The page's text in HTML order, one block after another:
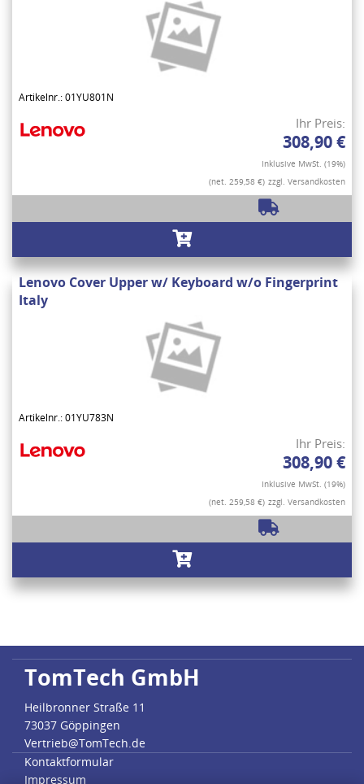
Artikelnr.: 01YU801N
Ihr Preis:
308,90 €
Inklusive MwSt. (19%)
(net. 259,58 €) zzgl. Versandkosten
Lenovo Cover Upper w/ Keyboard w/o Fingerprint
Italy
Artikelnr.: 01YU783N
Ihr Preis:
308,90 €
Inklusive MwSt. (19%)
(net. 259,58 €) zzgl. Versandkosten
TomTech GmbH
Heilbronner Straße 11
73037 Göppingen
Vertrieb@TomTech.de
Kontaktformular
Impressum